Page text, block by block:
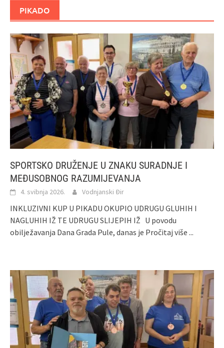
PIKADO
SPORTSKO DRUŽENJE U ZNAKU SURADNJE I
MEĐUSOBNOG RAZUMIJEVANJA
4. svibnja 2026. Vodnjanski Đir
INKLUZIVNI KUP U PIKADU OKUPIO UDRUGU GLUHIH I
NAGLUHIH IŽ TE UDRUGU SLIJEPIH IŽ U povodu
obilježavanja Dana Grada Pule, danas je Pročitaj više ...